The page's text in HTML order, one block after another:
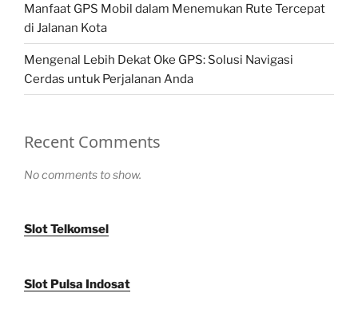
Manfaat GPS Mobil dalam Menemukan Rute Tercepat
di Jalanan Kota
Mengenal Lebih Dekat Oke GPS: Solusi Navigasi
Cerdas untuk Perjalanan Anda
Recent Comments
No comments to show.
Slot Telkomsel
Slot Pulsa Indosat